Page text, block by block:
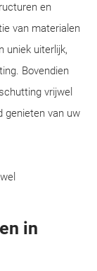
en
van materialen
uniek uiterlijk,
Bovendien
vrijwel
genieten van uw
in